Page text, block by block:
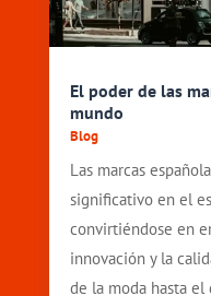
El poder de las
mundo
Blog
Las marcas
significativo en el
convirtiéndose en
innovación y la
de la moda hasta el